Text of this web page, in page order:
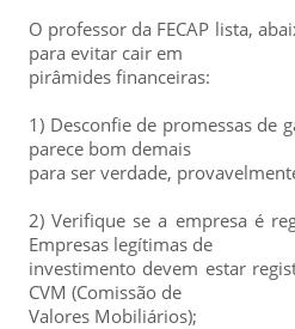
O professor da FECAP lista,
para evitar cair em
pirâmides financeiras:
1) Desconfie de promessas de
parece bom demais
para ser verdade,
2) Verifique se a empresa é
Empresas legítimas de
investimento devem estar
CVM (Comissão de
Valores Mobiliários);